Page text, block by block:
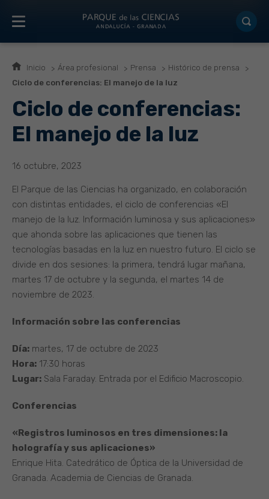
Inicio Área profesional Prensa
Histórico de prensa
Ciclo de conferencias: El manejo de la luz
Ciclo de conferencias:
El manejo de la luz
16 octubre, 2023
El Parque de las Ciencias ha organizado, en colaboración
con distintas entidades, el ciclo de conferencias «El
manejo de la luz. Información luminosa y sus aplicaciones»
que ahonda sobre las aplicaciones que tienen las
tecnologías basadas en la luz en nuestro futuro. El ciclo se
divide en dos sesiones: la primera, tendrá lugar mañana,
martes 17 de octubre y la segunda, el martes 14 de
noviembre de 2023.
Información sobre las conferencias
Día: martes, 17 de octubre de 2023
Hora: 17:30 horas
Lugar: Sala Faraday. Entrada por el Edificio Macroscopio.
Conferencias
«Registros luminosos en tres dimensiones: la
holografía y sus aplicaciones»
Enrique Hita. Catedrático de Óptica de la Universidad de
Granada. Academia de Ciencias de Granada.